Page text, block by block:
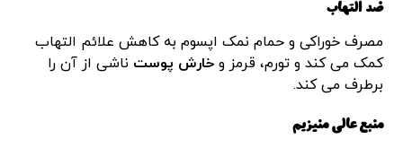
ضد التهاب
مصرف خوراکی و حمام نمک اپسوم به کاهش علائم التهاب
کمک می کند و تورم، قرمز وخارش پوست ناشی از آن را
برطرف می کند.
منبع عالی منیزیم